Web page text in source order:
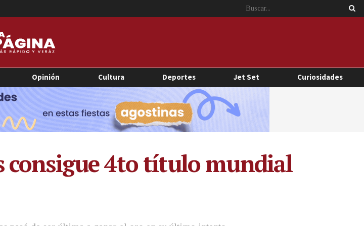
Opinión Cultura Deportes Jet Set Curiosidades
consigue 4to título mundial